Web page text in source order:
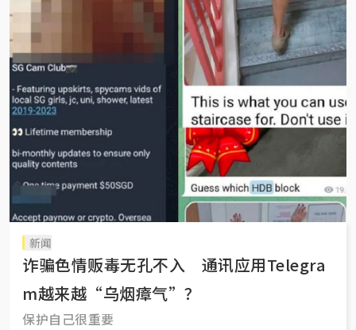
新闻
诈骗色情贩毒无孔不入 通讯应用Telegra
m越来越“乌烟瘴气”？
保护自己很重要